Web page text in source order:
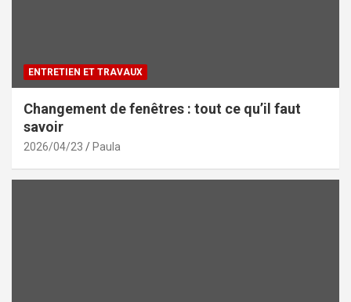
ENTRETIEN ET TRAVAUX
Changement de fenêtres : tout ce qu’il faut
savoir
2026/04/23 Paula